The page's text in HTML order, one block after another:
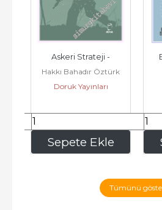
Sepete Ekle
Askeri Strateji -
Hakkı Bahadır Öztürk
Doruk Yayınları
1.183,00
Tümünü